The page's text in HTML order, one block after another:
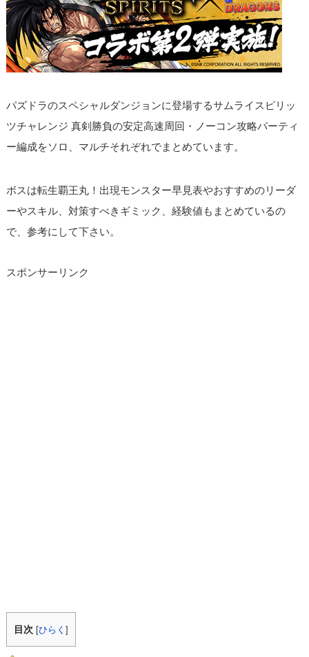
パズドラのスペシャルダンジョンに登場するサムライスピリッ
ツチャレンジ 真剣勝負の安定高速周回・ノーコン攻略パーティ
ー編成をソロ、マルチそれぞれでまとめています。
ボスは転生覇王丸！出現モンスター早見表やおすすめのリーダ
ーやスキル、対策すべきギミック、経験値もまとめているの
で、参考にして下さい。
スポンサーリンク
目次 [ひらく]